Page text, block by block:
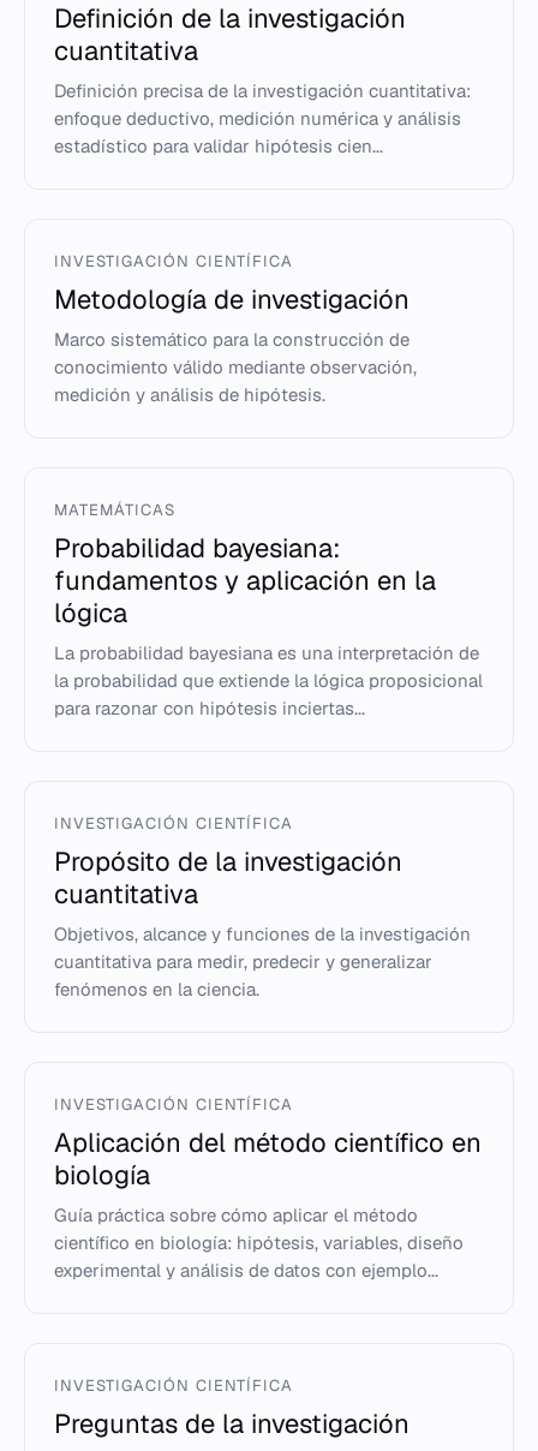
Definición de la investigación
cuantitativa
Definición precisa de la investigación cuantitativa:
enfoque deductivo, medición numérica y análisis
estadístico para validar hipótesis cien...
INVESTIGACIÓN CIENTÍFICA
Metodología de investigación
Marco sistemático para la construcción de
conocimiento válido mediante observación,
medición y análisis de hipótesis.
MATEMÁTICAS
Probabilidad bayesiana:
fundamentos y aplicación en la
lógica
La probabilidad bayesiana es una interpretación de
la probabilidad que extiende la lógica proposicional
para razonar con hipótesis inciertas...
INVESTIGACIÓN CIENTÍFICA
Propósito de la investigación
cuantitativa
Objetivos, alcance y funciones de la investigación
cuantitativa para medir, predecir y generalizar
fenómenos en la ciencia.
INVESTIGACIÓN CIENTÍFICA
Aplicación del método científico en
biología
Guía práctica sobre cómo aplicar el método
científico en biología: hipótesis, variables, diseño
experimental y análisis de datos con ejemplo...
INVESTIGACIÓN CIENTÍFICA
Preguntas de la investigación